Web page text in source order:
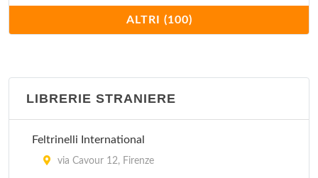
APT
via Alliata , San Vincenzo
ALTRI (100)
LIBRERIE STRANIERE
Feltrinelli International
via Cavour 12, Firenze